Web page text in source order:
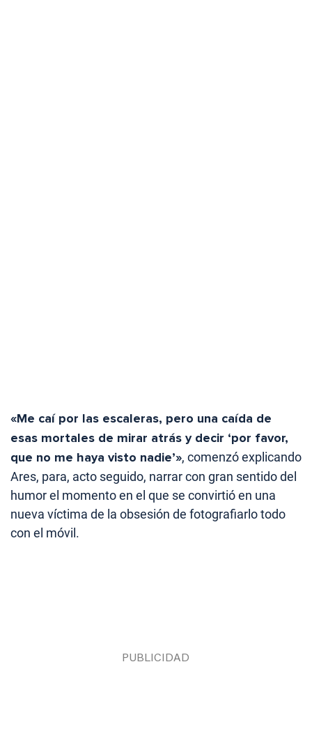
«Me caí por las escaleras, pero una caída de
esas mortales de mirar atrás y decir ‘por favor,
que no me haya visto nadie’», comenzó explicando
Ares, para, acto seguido, narrar con gran sentido del
humor el momento en el que se convirtió en una
nueva víctima de la obsesión de fotografiarlo todo
con el móvil.